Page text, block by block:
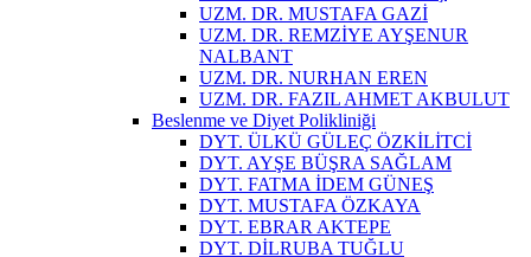
UZM. DR. MUSTAFA GAZİ
UZM. DR. REMZİYE AYŞENUR
NALBANT
UZM. DR. NURHAN EREN
UZM. DR. FAZIL AHMET AKBULUT
Beslenme ve Diyet Polikliniği
DYT. ÜLKÜ GÜLEÇ ÖZKİLİTCİ
DYT. AYŞE BÜŞRA SAĞLAM
DYT. FATMA İDEM GÜNEŞ
DYT. MUSTAFA ÖZKAYA
DYT. EBRAR AKTEPE
DYT. DİLRUBA TUĞLU